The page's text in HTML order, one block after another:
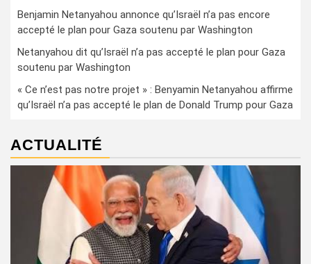
Benjamin Netanyahou annonce qu’Israël n’a pas encore
accepté le plan pour Gaza soutenu par Washington
Netanyahou dit qu’Israël n’a pas accepté le plan pour Gaza
soutenu par Washington
« Ce n’est pas notre projet » : Benyamin Netanyahou affirme
qu’Israël n’a pas accepté le plan de Donald Trump pour Gaza
ACTUALITÉ